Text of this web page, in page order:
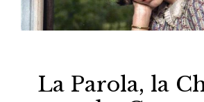
La Parola, la